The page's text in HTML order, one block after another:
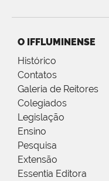
O IFFLUMINENSE
Histórico
Contatos
Galeria de Reitores
Colegiados
Legislação
Ensino
Pesquisa
Extensão
Essentia Editora